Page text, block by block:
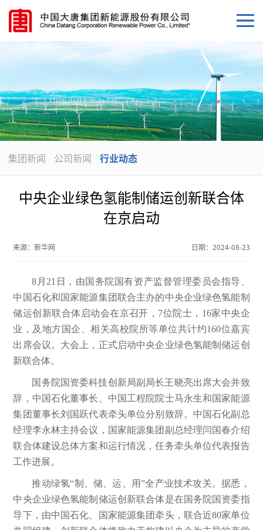
集团新闻 公司新闻 行业动态
中央企业绿色氢能制储运创新联合体
在京启动
来源：新华网 日期： 2024-08-23
8月21日，由国务院国有资产监督管理委员会指导、
中国石化和国家能源集团联合主办的中央企业绿色氢能制
储运创新联合体启动会在京召开，7位院士，16家中央企
业，及地方国企、相关高校院所等单位共计约160位嘉宾
出席会议。大会上，正式启动中央企业绿色氢能制储运创
新联合体。
国务院国资委科技创新局副局长王晓亮出席大会并致
辞，中国石化董事长、中国工程院院士马永生和国家能源
集团董事长刘国跃代表牵头单位分别致辞。中国石化副总
经理李永林主持会议，国家能源集团副总经理闫国春介绍
联合体建设总体方案和运行情况，任务牵头单位代表报告
工作进展。
推动绿氢“制、储、运、用”全产业技术攻关。据悉，
中央企业绿色氢能制储运创新联合体是在国务院国资委指
导下，由中国石化、国家能源集团牵头，联合近80家单位